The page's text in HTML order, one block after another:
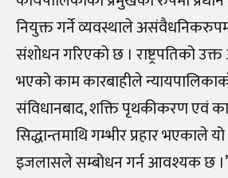
नियुक्त गर्ने व्यवस्थाले
संशोधन गरिएको छ । राष्ट्रपतिको
भएको काम कारबाहीले
संविधानबाद, शक्ति पृथकीकरण एवं
सिद्धान्तमाथि गम्भीर प्रहार भएकाले
इजलासले सम्बोधन गर्न आवश्यक छ ।’